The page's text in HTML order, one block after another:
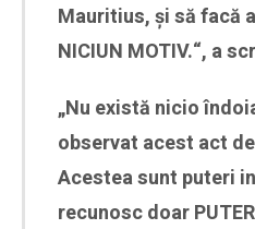
Mauritius, și să facă
NICIUN MOTIV.“, a
„Nu există nicio
observat acest act
Acestea sunt puteri
recunosc doar